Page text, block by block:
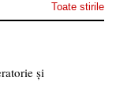
Toate stirile
și